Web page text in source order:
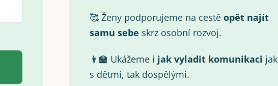
🥰 Ženy podporujeme na cestě opět najít
samu sebe skrz osobní rozvoj.
👨‍🏫 Ukážeme i jak vyladit komunikaci jak
s dětmi, tak dospělými.